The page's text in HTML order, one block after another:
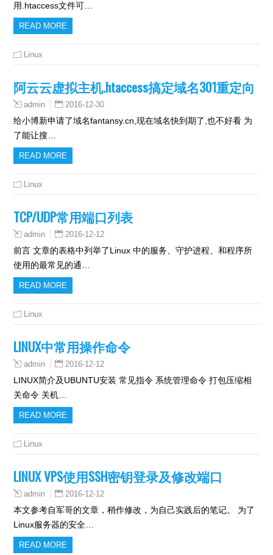
用.htaccess文件可…
READ MORE
Linux
阿云云虚拟主机.htaccess搞定域名301重定向
admin 2016-12-30
给小博新申请了域名fantansy.cn,现在域名快到期了,也不好看 为
了能让搜…
READ MORE
Linux
TCP/UDP常用端口列表
admin 2016-12-12
前言 文章的表格中列举了Linux 中的服务、守护进程、和程序所
使用的最常见的通…
READ MORE
Linux
LINUX中常用操作命令
admin 2016-12-12
LINUX简介及UBUNTU安装 常见指令 系统管理命令 打包压缩相
关命令 关机…
READ MORE
Linux
LINUX VPS使用SSH密钥登录及修改端口
admin 2016-12-12
本文参考自军哥的文章，稍作修改，为自己实践后的笔记。 为了
Linux服务器的安全…
READ MORE